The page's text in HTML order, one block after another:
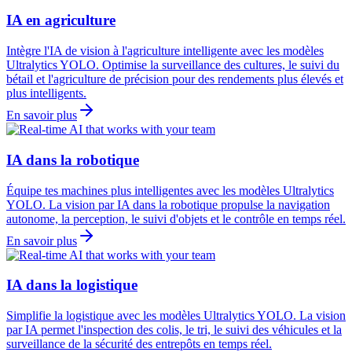
IA en agriculture
Intègre l'IA de vision à l'agriculture intelligente avec les modèles
Ultralytics YOLO. Optimise la surveillance des cultures, le suivi du
bétail et l'agriculture de précision pour des rendements plus élevés et
plus intelligents.
En savoir plus
IA dans la robotique
Équipe tes machines plus intelligentes avec les modèles Ultralytics
YOLO. La vision par IA dans la robotique propulse la navigation
autonome, la perception, le suivi d'objets et le contrôle en temps réel.
En savoir plus
IA dans la logistique
Simplifie la logistique avec les modèles Ultralytics YOLO. La vision
par IA permet l'inspection des colis, le tri, le suivi des véhicules et la
surveillance de la sécurité des entrepôts en temps réel.